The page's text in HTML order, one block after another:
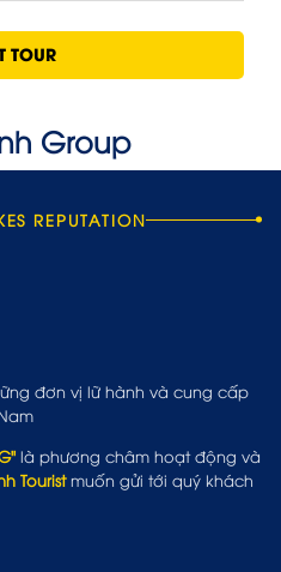
TOUR
REPUTATION
đơn vị lữ hành và cung cấp
là phương châm hoạt động và
Touristmuốn gửi tới quý khách